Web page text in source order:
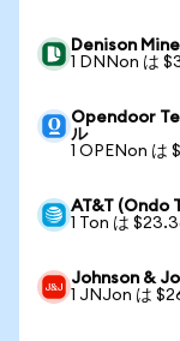
Denison
1 DNNon は
Opendoor
ル
1 OPENon は
AT&T (Ondo
1 Ton は
Johnson &
1 JNJon は